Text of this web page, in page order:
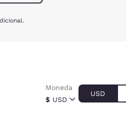
$ USD
Moneda
USD